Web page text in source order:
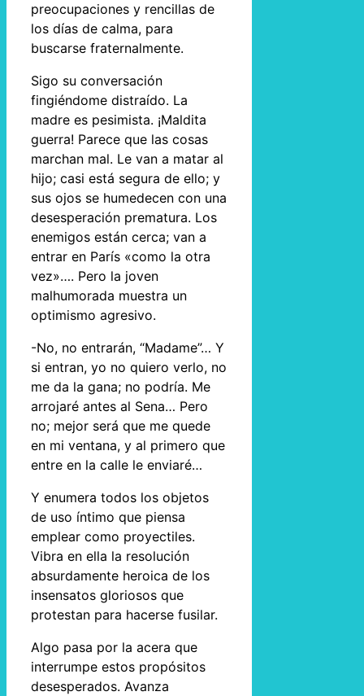
preocupaciones y rencillas de
los días de calma, para
buscarse fraternalmente.
Sigo su conversación
fingiéndome distraído. La
madre es pesimista. ¡Maldita
guerra! Parece que las cosas
marchan mal. Le van a matar al
hijo; casi está segura de ello; y
sus ojos se humedecen con una
desesperación prematura. Los
enemigos están cerca; van a
entrar en París «como la otra
vez»…. Pero la joven
malhumorada muestra un
optimismo agresivo.
-No, no entrarán, “Madame”… Y
si entran, yo no quiero verlo, no
me da la gana; no podría. Me
arrojaré antes al Sena… Pero
no; mejor será que me quede
en mi ventana, y al primero que
entre en la calle le enviaré…
Y enumera todos los objetos
de uso íntimo que piensa
emplear como proyectiles.
Vibra en ella la resolución
absurdamente heroica de los
insensatos gloriosos que
protestan para hacerse fusilar.
Algo pasa por la acera que
interrumpe estos propósitos
desesperados. Avanza